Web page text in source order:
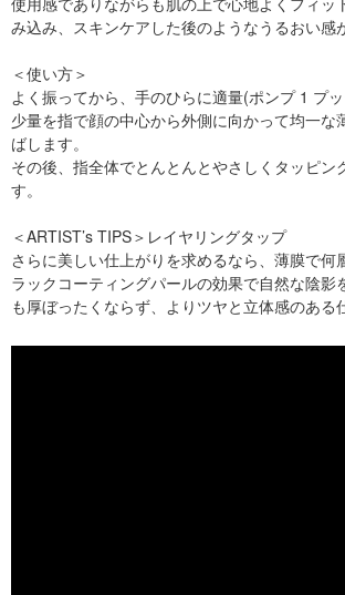
み込み、スキンケアした後のようなうるおい感
＜使い方＞
よく振ってから、手のひらに適量(ポンプ 1 プッ
少量を指で顔の中心から外側に向かって均一な
ばします。
その後、指全体でとんとんとやさしくタッピン
す。
＜ARTIST’s TIPS＞レイヤリングタップ
さらに美しい仕上がりを求めるなら、薄膜で何
ラックコーティングパールの効果で自然な陰影
も厚ぼったくならず、よりツヤと立体感のある